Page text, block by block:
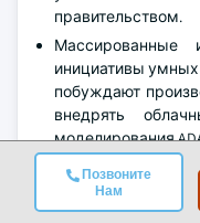
Позвоните
Нам
правительством.
Массированные
инициативы умных
побуждают
внедрять
моделирования
Позиция Китая
электромобилям